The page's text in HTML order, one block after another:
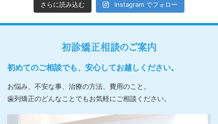
さらに読み込む Instagram でフォロー
初診矯正相談のご案内
初めてのご相談でも、安心してお越しください。
お悩み、不安な事、治療の方法、費用のこと。
歯列矯正のどんなことでもお気軽にご相談ください。